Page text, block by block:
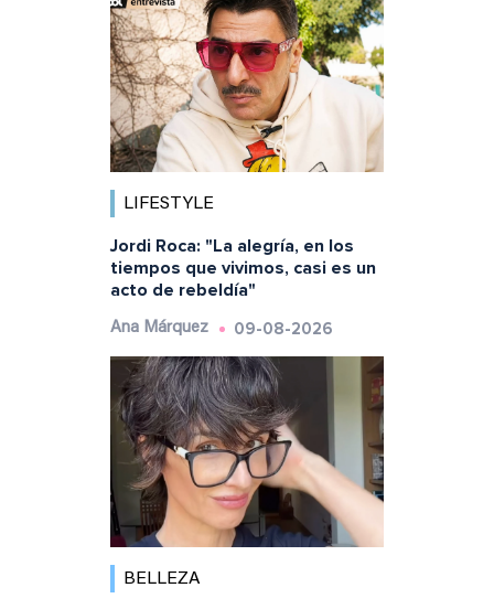
LIFESTYLE
Jordi Roca: "La alegría, en los
tiempos que vivimos, casi es un
acto de rebeldía"
Ana Márquez 09-08-2026
BELLEZA